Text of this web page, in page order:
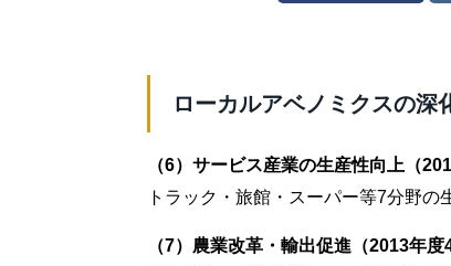
ローカルアベノミクスの深
（6）サービス産業の生産性向上（
トラック・旅館・スーパー等7分野
（7）農業改革・輸出促進（2013年